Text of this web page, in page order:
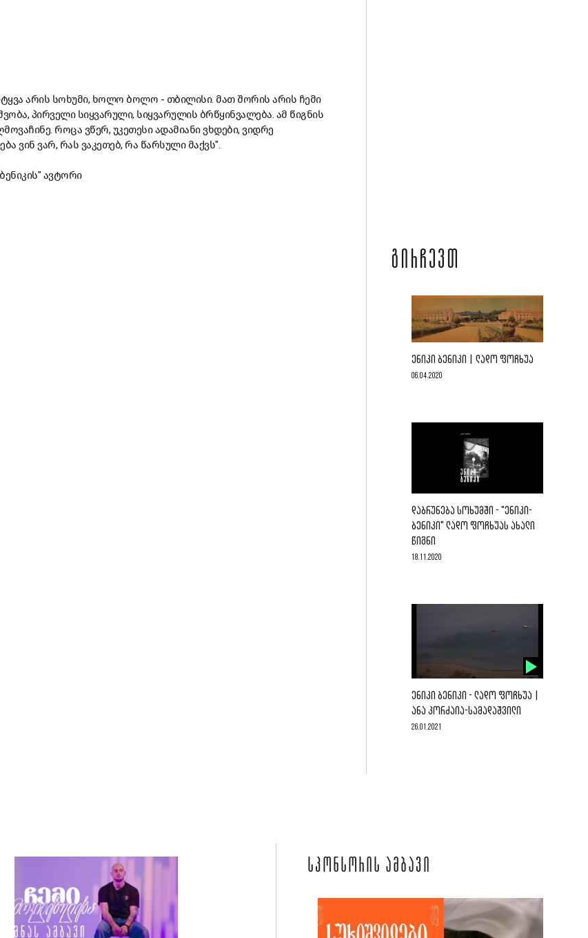
არის სოხუმი, ხოლო ბოლო - თბილისი. მათ შორის არის ჩემი
პირველი სიყვარული, სიყვარულის ბრწყინვალება. ამ წიგნის
როცა ვწერ, უკეთესი ადამიანი ვხდები, ვიდრე
ვინ ვარ, რას ვაკეთებ, რა წარსული მაქვს".
ავტორი
ᲒᲘᲠᲩᲔᲕᲗ
ᲔᲜᲘᲙᲘ ᲑᲔᲜᲘᲙᲘ | ᲚᲐᲓᲝ ᲤᲝᲩᲮᲣᲐ
06.04.2020
ᲓᲐᲑᲠᲣᲜᲔᲑᲐ ᲡᲝᲮᲣᲛᲨᲘ - "ᲔᲜᲘᲙᲘ-
ᲑᲔᲜᲘᲙᲘ" ᲚᲐᲓᲝ ᲤᲝᲩᲮᲣᲐᲡ ᲐᲮᲐᲚᲘ
ᲬᲘᲒᲜᲘ
18.11.2020
ᲔᲜᲘᲙᲘ ᲑᲔᲜᲘᲙᲘ - ᲚᲐᲓᲝ ᲤᲝᲩᲮᲣᲐ |
ᲐᲜᲐ ᲙᲝᲠᲫᲐᲘᲐ-ᲡᲐᲛᲐᲓᲐᲨᲕᲘᲚᲘ
26.01.2021
ᲡᲞᲝᲜᲡᲝᲠᲘᲡ ᲐᲛᲑᲐᲕᲘ